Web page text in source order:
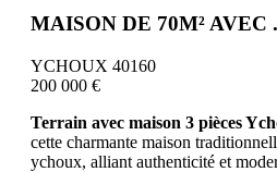
MAISON DE 70M² AVEC
YCHOUX 40160
200 000 €
Terrain avec maison 3 pièces
cette charmante maison
ychoux, alliant authenticité et